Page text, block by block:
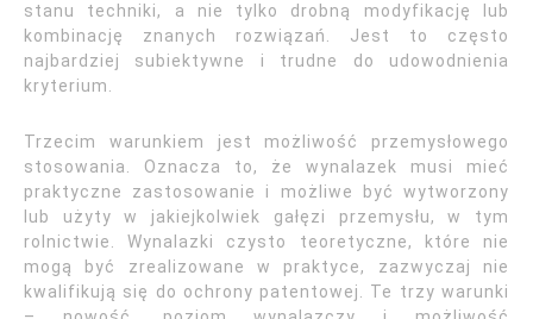
stanu techniki, a nie tylko drobną modyfikację lub
kombinację znanych rozwiązań. Jest to często
najbardziej subiektywne i trudne do udowodnienia
kryterium.
Trzecim warunkiem jest możliwość przemysłowego
stosowania. Oznacza to, że wynalazek musi mieć
praktyczne zastosowanie i możliwe być wytworzony
lub użyty w jakiejkolwiek gałęzi przemysłu, w tym
rolnictwie. Wynalazki czysto teoretyczne, które nie
mogą być zrealizowane w praktyce, zazwyczaj nie
kwalifikują się do ochrony patentowej. Te trzy warunki